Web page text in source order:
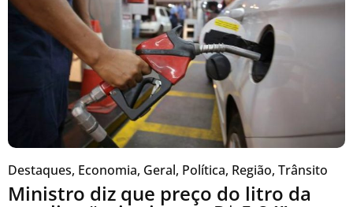
Destaques, Economia, Geral, Política, Região, Trânsito
Ministro diz que preço do litro da